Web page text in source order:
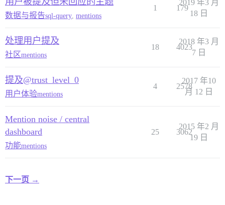
数据与报告sql-query mentions
1 179
2019 年3 月
18 日
处理用户提及
社区mentions
18 4023
2018 年3 月
7 日
提及@trust_level_0
用户体验mentions
4 2578
2017 年10
月 12 日
Mention noise / central
dashboard
功能mentions
25 3062
2015 年2 月
19 日
下一页 →